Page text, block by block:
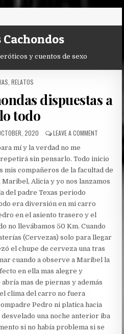
y cuentos de sexo
RELATOS
dispuestas a
todo
2020 LEAVE A COMMENT
DARLO
mí y la verdad no me
sin pensarlo.Todo inicio
mis compañeros de la facultad de
Alicia y yo nos lanzamos
del padre Texas periodo
era diversión en mi carro
en el asiento trasero y el
no llevábamos 50 Km. Cuando
(Cervezas) solo para llegar
el chupe de cerveza una tras
cuando a observe a Maribel la
en ella mas alegre y
mas de piernas y además
clima del carro no fuera
Pedro ni platica hacia
desvelado una noche anterior iba
si no había problema si se